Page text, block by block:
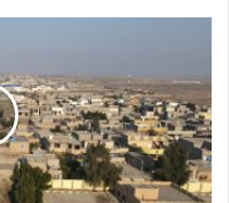
مسؤولين
كبار
في
مديرية
كهرباء